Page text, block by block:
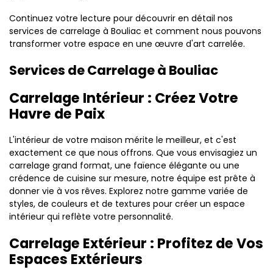
Continuez votre lecture pour découvrir en détail nos
services de carrelage à Bouliac et comment nous pouvons
transformer votre espace en une œuvre d'art carrelée.
Services de Carrelage à Bouliac
Carrelage Intérieur : Créez Votre
Havre de Paix
L'intérieur de votre maison mérite le meilleur, et c'est
exactement ce que nous offrons. Que vous envisagiez un
carrelage grand format, une faïence élégante ou une
crédence de cuisine sur mesure, notre équipe est prête à
donner vie à vos rêves. Explorez notre gamme variée de
styles, de couleurs et de textures pour créer un espace
intérieur qui reflète votre personnalité.
Carrelage Extérieur : Profitez de Vos
Espaces Extérieurs